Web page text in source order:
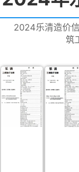
2024乐清造价
筑